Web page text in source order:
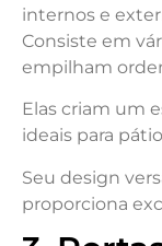
internos e
Consiste em
empilham
Elas criam um
ideais para
Seu design
proporciona